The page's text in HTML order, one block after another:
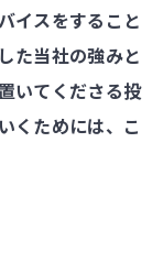
イスをすること
た当社の強みと
いてくださる投
くためには、こ